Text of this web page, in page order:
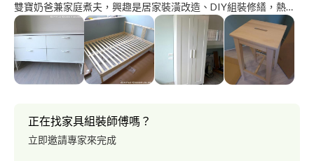
雙寶奶爸兼家庭煮夫，興趣是居家裝潢改造、DIY組裝修繕，熱愛
寫作記錄生活。 家具組裝經歷：https://simple-
decor.blogspot.com/p/furniture-assembly.html 家電修繕經歷：
https://simple-decor.blogspot.com/p/diy-repair.html
正在找家具組裝師傅嗎？
立即邀請專家來完成